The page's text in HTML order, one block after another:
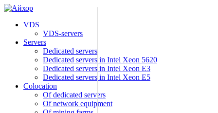
Skip
contentVDS
VDS-servers
Servers
Dedicated servers
Dedicated servers in Intel Xeon 5620
Dedicated servers in Intel Xeon E3
Dedicated servers in Intel Xeon E5
Colocation
Of dedicated servers
Of network equipment